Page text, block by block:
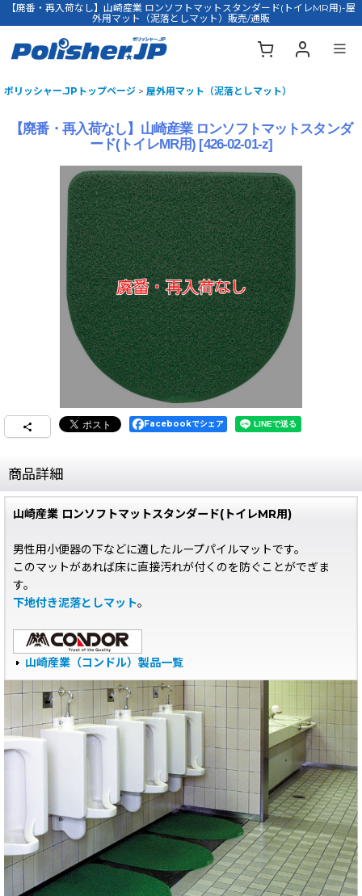
【廃番・再入荷なし】山崎産業 ロンソフトマットスタンダード(トイレMR用)-屋
外用マット（泥落としマット）販売/通販
ポリッシャー.JPトップページ > 屋外用マット（泥落としマット）
【廃番・再入荷なし】山崎産業 ロンソフトマットスタンダ
ード(トイレMR用) [426-02-01-z]
Facebookでシェア
商品詳細
山崎産業 ロンソフトマットスタンダード(トイレMR用)
男性用小便器の下などに適したループパイルマットです。
このマットがあれば床に直接汚れが付くのを防ぐことがでぎま
す。
下地付き泥落としマット。
山崎産業（コンドル）製品一覧